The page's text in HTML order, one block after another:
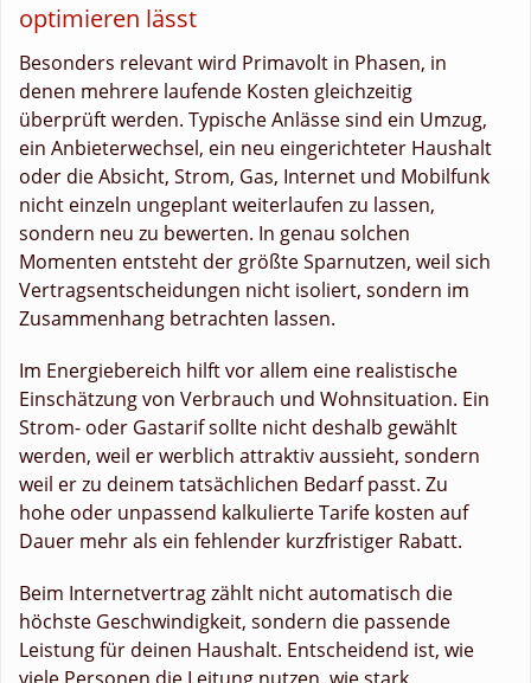
optimieren lässt
Besonders relevant wird Primavolt in Phasen, in
denen mehrere laufende Kosten gleichzeitig
überprüft werden. Typische Anlässe sind ein Umzug,
ein Anbieterwechsel, ein neu eingerichteter Haushalt
oder die Absicht, Strom, Gas, Internet und Mobilfunk
nicht einzeln ungeplant weiterlaufen zu lassen,
sondern neu zu bewerten. In genau solchen
Momenten entsteht der größte Sparnutzen, weil sich
Vertragsentscheidungen nicht isoliert, sondern im
Zusammenhang betrachten lassen.
Im Energiebereich hilft vor allem eine realistische
Einschätzung von Verbrauch und Wohnsituation. Ein
Strom- oder Gastarif sollte nicht deshalb gewählt
werden, weil er werblich attraktiv aussieht, sondern
weil er zu deinem tatsächlichen Bedarf passt. Zu
hohe oder unpassend kalkulierte Tarife kosten auf
Dauer mehr als ein fehlender kurzfristiger Rabatt.
Beim Internetvertrag zählt nicht automatisch die
höchste Geschwindigkeit, sondern die passende
Leistung für deinen Haushalt. Entscheidend ist, wie